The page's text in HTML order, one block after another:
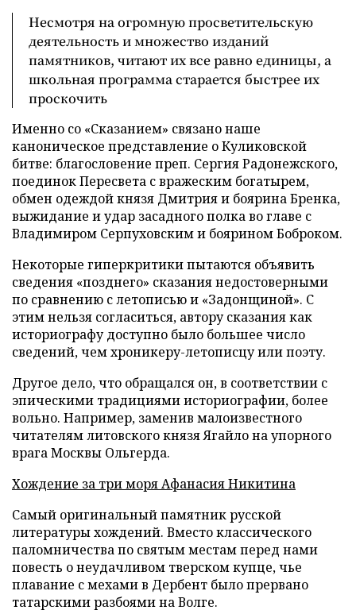
Несмотря на огромную просветительскую
деятельность и множество изданий
памятников, читают их все равно единицы, а
школьная программа старается быстрее их
проскочить
Именно со «Сказанием» связано наше
каноническое представление о Куликовской
битве: благословение преп. Сергия Радонежского,
поединок Пересвета с вражеским богатырем,
обмен одеждой князя Дмитрия и боярина Бренка,
выжидание и удар засадного полка во главе с
Владимиром Серпуховским и боярином Боброком.
Некоторые гиперкритики пытаются объявить
сведения «позднего» сказания недостоверными
по сравнению с летописью и «Задонщиной». С
этим нельзя согласиться, автору сказания как
историографу доступно было большее число
сведений, чем хроникеру-летописцу или поэту.
Другое дело, что обращался он, в соответствии с
эпическими традициями историографии, более
вольно. Например, заменив малоизвестного
читателям литовского князя Ягайло на упорного
врага Москвы Ольгерда.
Хождение за три моря Афанасия Никитина
Самый оригинальный памятник русской
литературы хождений. Вместо классического
паломничества по святым местам перед нами
повесть о неудачливом тверском купце, чье
плавание с мехами в Дербент было прервано
татарскими разбоями на Волге.